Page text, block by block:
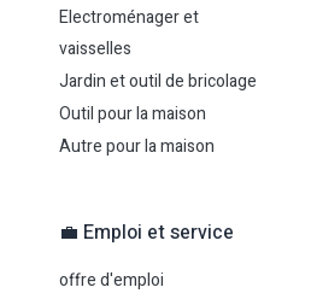
Electroménager et
vaisselles
Jardin et outil de bricolage
Outil pour la maison
Autre pour la maison
💼 Emploi et service
offre d'emploi